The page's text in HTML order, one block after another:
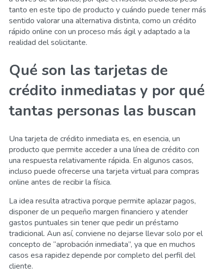
tanto en este tipo de producto y cuándo puede tener más
sentido valorar una alternativa distinta, como un crédito
rápido online con un proceso más ágil y adaptado a la
realidad del solicitante.
Qué son las tarjetas de
crédito inmediatas y por qué
tantas personas las buscan
Una tarjeta de crédito inmediata es, en esencia, un
producto que permite acceder a una línea de crédito con
una respuesta relativamente rápida. En algunos casos,
incluso puede ofrecerse una tarjeta virtual para compras
online antes de recibir la física.
La idea resulta atractiva porque permite aplazar pagos,
disponer de un pequeño margen financiero y atender
gastos puntuales sin tener que pedir un préstamo
tradicional. Aun así, conviene no dejarse llevar solo por el
concepto de “aprobación inmediata”, ya que en muchos
casos esa rapidez depende por completo del perfil del
cliente.